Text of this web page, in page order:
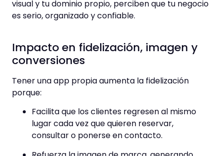
visual y tu dominio propio, perciben que tu negocio
es serio, organizado y confiable.
Impacto en fidelización, imagen y
conversiones
Tener una app propia aumenta la fidelización
porque:
Facilita que los clientes regresen al mismo
lugar cada vez que quieren reservar,
consultar o ponerse en contacto.